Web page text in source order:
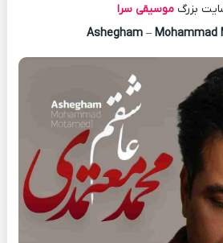
بزرگ موسیقی سرا
Ashegham– Mohammad